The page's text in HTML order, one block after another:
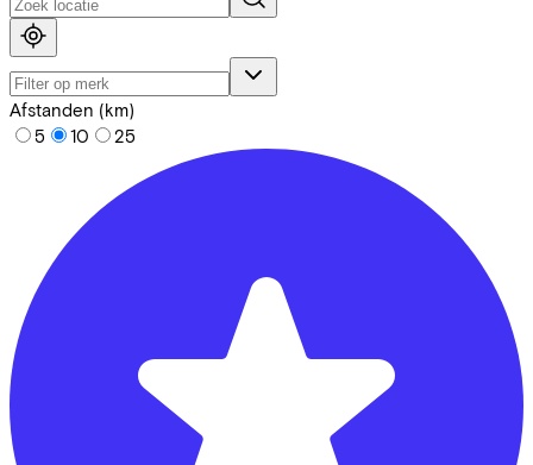
Afstanden (km)
5
10 25